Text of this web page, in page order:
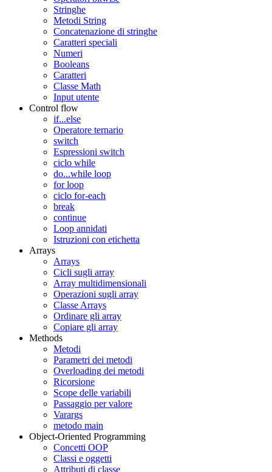
Stringhe
Metodi String
Concatenazione di stringhe
Caratteri speciali
Numeri
Booleans
Caratteri
Classe Math
Input utente
Control flow
if...else
Operatore ternario
switch
Espressioni switch
ciclo while
do...while loop
for loop
ciclo for-each
break
continue
Loop annidati
Istruzioni con etichetta
Arrays
Arrays
Cicli sugli array
Array multidimensionali
Operazioni sugli array
Classe Arrays
Ordinare gli array
Copiare gli array
Methods
Metodi
Parametri dei metodi
Overloading dei metodi
Ricorsione
Scope delle variabili
Passaggio per valore
Varargs
metodo main
Object-Oriented Programming
Concetti OOP
Classi e oggetti
Attributi di classe